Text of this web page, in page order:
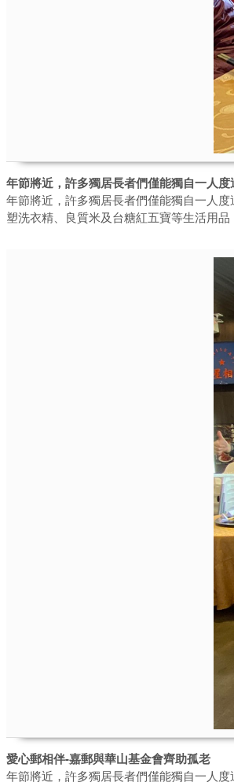
年節將近，許多獨居長者們僅能獨自一人
年節將近，許多獨居長者們僅能獨自一人
塑洗衣精、良質米及台糖紅五寶等生活用
愛心郵相伴-嘉郵與華山基金會齊助孤老
年節將近，許多獨居長者們僅能獨自一人